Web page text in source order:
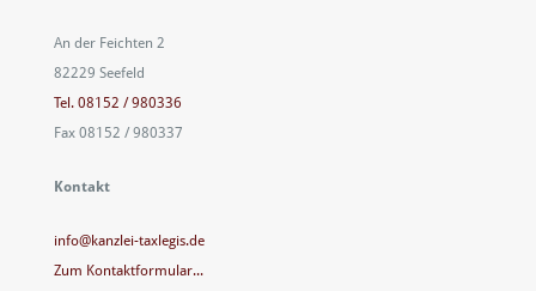
An der Feichten 2
82229 Seefeld
Tel. 08152 / 980336
Fax 08152 / 980337
Kontakt
info@kanzlei-taxlegis.de
Zum Kontaktformular...